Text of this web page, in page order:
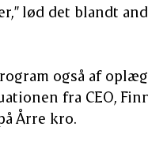
lød det blandt
også af
fra CEO,
Årre kro.